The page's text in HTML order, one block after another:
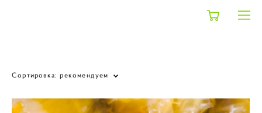
Сортировка: рекомендуем